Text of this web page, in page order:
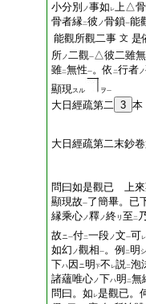
小分別 ノ事如 レ上△骨
骨者縁二彼 ノ骨鎖一能
能觀所觀二事 文 是
所ノ二觀一△彼二雖
雖二無性一。依 二行者ノ
顯現スル ヲ一
大日經疏第二 3 本
大日經疏第二末鈔
問曰如是觀已 上來
顯現故一了簡畢。已
縁乘心ノ釋ノ終 リ 至 二
故ニ一付二一段ノ文一可レ
如幻 ノ觀相一。例 二明 シ
下ハ 因 ニ明 下不 レ説二泡
諸蘊唯心ノ下ハ明 二無
問曰。如 レ是觀已。